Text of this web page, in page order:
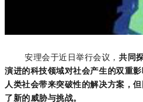
安理会于近日举行会议， 共同
演进的科技领域对社会产生的双重
人类社会带来突破性的解决方案，
了新的威胁与挑战。